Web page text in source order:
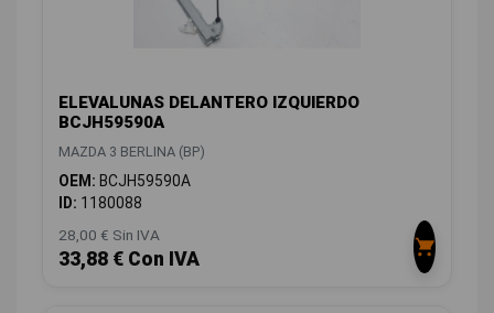
ELEVALUNAS DELANTERO IZQUIERDO
BCJH59590A
MAZDA 3 BERLINA (BP)
OEM: BCJH59590A
ID: 1180088
28,00 € Sin IVA
33,88 € Con IVA